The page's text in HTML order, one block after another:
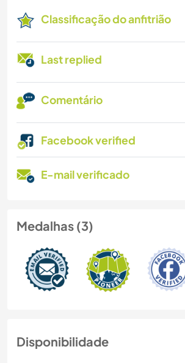
Classificação do anfitrião
Last replied
Comentário
Facebook verified
E-mail verificado
Medalhas (3)
Disponibilidade